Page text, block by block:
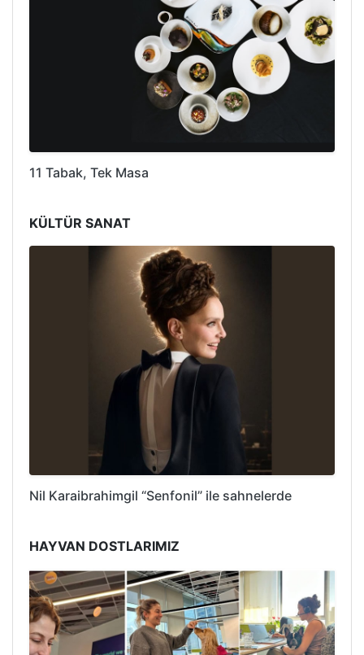
11 Tabak, Tek Masa
KÜLTÜR SANAT
Nil Karaibrahimgil “Senfonil” ile sahnelerde
HAYVAN DOSTLARIMIZ